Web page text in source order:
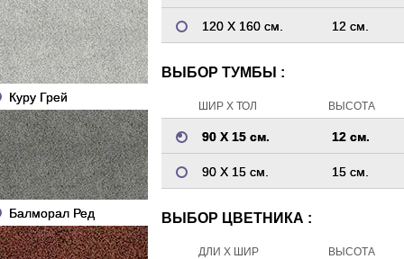
Куру Грей
Балморал Ред
120 Х 160 см. 12 см.
ВЫБОР ТУМБЫ :
ШИР Х ТОЛ ВЫСОТА
90 Х 15 см. 12 см.
90 Х 15 см. 15 см.
ВЫБОР ЦВЕТНИКА :
ДЛИ Х ШИР ВЫСОТА